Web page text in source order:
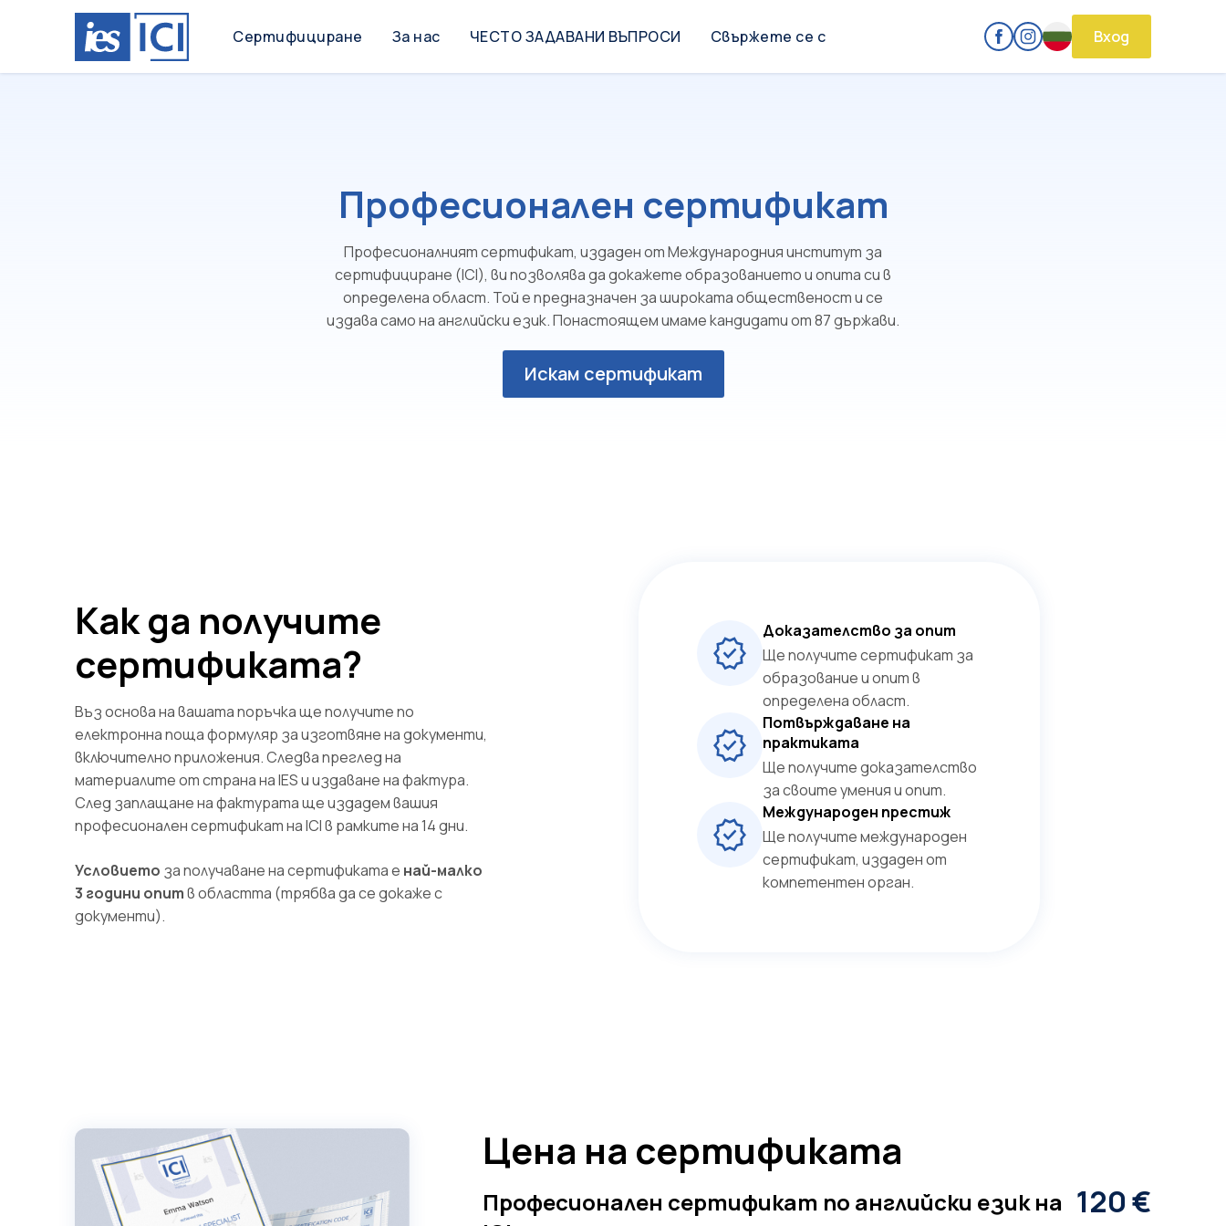
Сертифициране За нас ЧЕСТО ЗАДАВАНИ ВЪПРОСИ Свържете се с Вход
Професионален сертификат
Професионалният сертификат, издаден от Международния институт за
сертифициране (ICI), ви позволява да докажете образованието и опита си в
определена област. Той е предназначен за широката общественост и се
издава само на английски език. Понастоящем имаме кандидати от 87 държави.
Искам сертификат
Как да получите
сертификата?
Въз основа на вашата поръчка ще получите по
електронна поща формуляр за изготвяне на документи,
включително приложения. Следва преглед на
материалите от страна на IES и издаване на фактура.
След заплащане на фактурата ще издадем вашия
професионален сертификат на ICI в рамките на 14 дни.
Условието за получаване на сертификата е най-малко
3 години опитв областта (трябва да се докаже с
документи).
Доказателство за опит
Ще получите сертификат за
образование и опит в
определена област.
Потвърждаване на
практиката
Ще получите доказателство
за своите умения и опит.
Международен престиж
Ще получите международен
сертификат, издаден от
компетентен орган.
Цена на сертификата
Професионален сертификат по английски език на 120 €